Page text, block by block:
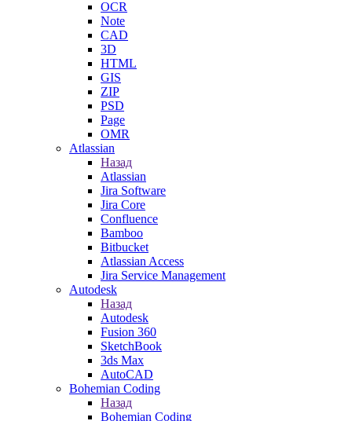
OCR
Note
CAD
3D
HTML
GIS
ZIP
PSD
Page
OMR
Atlassian
Назад
Atlassian
Jira Software
Jira Core
Confluence
Bamboo
Bitbucket
Atlassian Access
Jira Service Management
Autodesk
Назад
Autodesk
Fusion 360
SketchBook
3ds Max
AutoCAD
Bohemian Coding
Назад
Bohemian Coding